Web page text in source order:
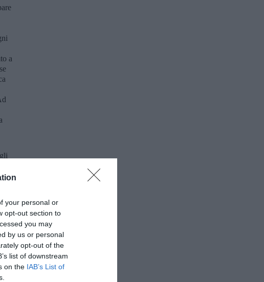
your personal or
opt-out section to
you may
by us or personal
opt-out of the
list of downstream
on the IAB’s List of
a